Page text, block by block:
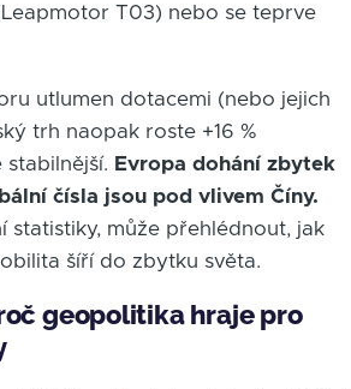
T03) nebo se teprve
utlumen dotacemi (nebo jejich
trh naopak roste +16 %
stabilnější. Evropa dohání zbytek
čísla jsou pod vlivem Číny.
statistiky, může přehlédnout, jak
šíří do zbytku světa.
geopolitika hraje pro